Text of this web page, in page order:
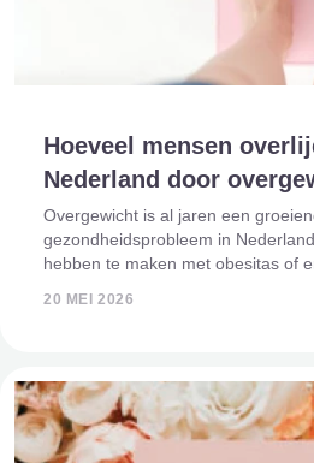
Hoeveel mensen
Nederland door
Overgewicht is al jaren een
gezondheidsprobleem in
hebben te maken met obesitas of
20 MEI 2026